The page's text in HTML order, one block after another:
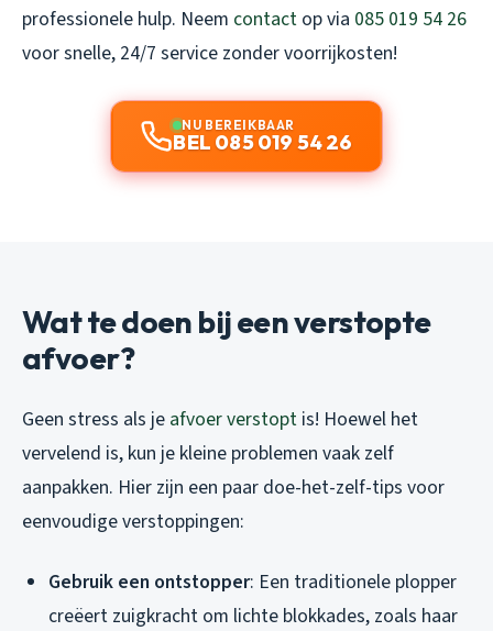
professionele hulp. Neem contact op via 085 019 54 26
voor snelle, 24/7 service zonder voorrijkosten!
NU BEREIKBAAR
BEL 085 019 54 26
Wat te doen bij een verstopte
afvoer?
Geen stress als je afvoer verstopt is! Hoewel het
vervelend is, kun je kleine problemen vaak zelf
aanpakken. Hier zijn een paar doe-het-zelf-tips voor
eenvoudige verstoppingen:
Gebruik een ontstopper: Een traditionele plopper
creëert zuigkracht om lichte blokkades, zoals haar